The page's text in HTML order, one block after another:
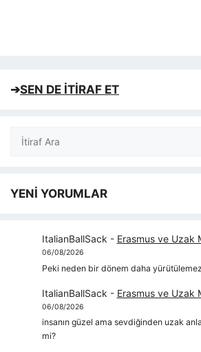
➔SEN DE İTİRAF ET
Ara
YENİ YORUMLAR
ItalianBallSack - Erasmus ve Uzak
06/08/2026
Peki neden bir dönem daha
ItalianBallSack - Erasmus ve Uzak
06/08/2026
insanın güzel ama sevdiğinden uzak
mi?